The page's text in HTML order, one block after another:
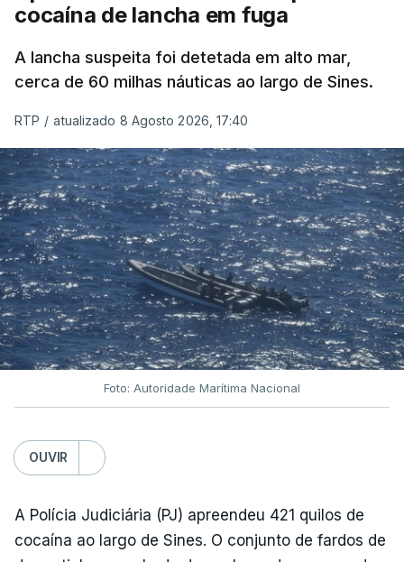
cocaína de lancha em fuga
A lancha suspeita foi detetada em alto mar,
cerca de 60 milhas náuticas ao largo de Sines.
RTP / atualizado 8 Agosto 2026, 17:40
Foto: Autoridade Marítima Nacional
OUVIR
A Polícia Judiciária (PJ) apreendeu 421 quilos de
cocaína ao largo de Sines. O conjunto de fardos de